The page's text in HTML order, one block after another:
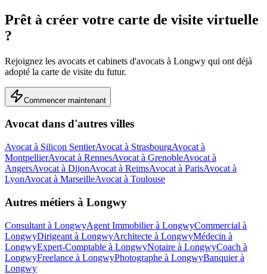
Prêt à créer votre carte de visite virtuelle
?
Rejoignez les avocats et cabinets d'avocats à Longwy qui ont déjà
adopté la carte de visite du futur.
Commencer maintenant
Avocatdans d'autres villes
Avocat à Silicon SentierAvocat à StrasbourgAvocat à
MontpellierAvocat à RennesAvocat à GrenobleAvocat à
AngersAvocat à DijonAvocat à ReimsAvocat à ParisAvocat à
LyonAvocat à MarseilleAvocat à Toulouse
Autres métiers à Longwy
Consultant à LongwyAgent Immobilierà LongwyCommercial à
LongwyDirigeant à LongwyArchitecte à LongwyMédecin à
LongwyExpert-Comptable à LongwyNotaire à LongwyCoach à
LongwyFreelance à LongwyPhotographe à LongwyBanquierà
Longwy